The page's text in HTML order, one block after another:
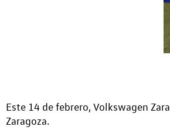
Este 14 de febrero, Volkswagen
Zaragoza.